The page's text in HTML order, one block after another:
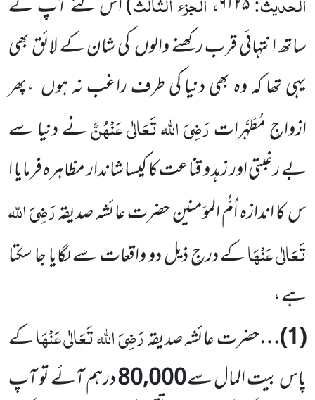
ساتھ انتہائی قرب رکھنے والوںکی شان کے لائق بھی
یہی تھا کہ وہ بھی دنیا کی طرف راغب نہ ہوں ،پھر
ازواجِ مُطَہَّراترَضِیَ اللہ تَعَالٰی عَنْہُنَّنے دنیا سے
بے رغبتی اور زہد و قناعت کا کیسا شاندار مظاہرہ فرمایا ا
س کا اندازہ اُمُّ المؤمنین حضرت عائشہ صدیقہرَضِیَ اللہ
تَعَالٰی عَنْہَاکے درجِ ذیل دو واقعات سے لگایا جا سکتا
ہے ،
(
1
)…حضرت عائشہ صدیقہرَضِیَ اللہ تَعَالٰی عَنْہَاکے
پاس بیت المال سے80,000درہم آئے تو آپ